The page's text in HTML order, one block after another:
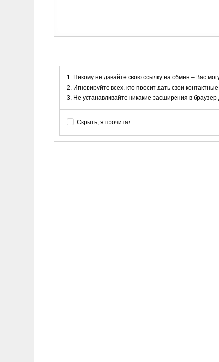
Никому не давайте свою ссылку на обмен – Вас
Игнорируйте всех, кто просит дать свои
Не устанавливайте никакие расширения в
Скрыть, я прочитал